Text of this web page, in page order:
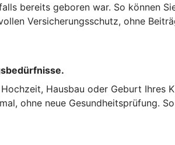
bereits geboren war. So können
Versicherungsschutz, ohne
Hausbau oder Geburt Ihres
ohne neue Gesundheitsprüfung.